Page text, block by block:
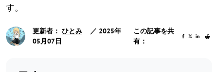
す。
更新者： ひとみ
／ 2025年
05月07日
この記事を共
有：